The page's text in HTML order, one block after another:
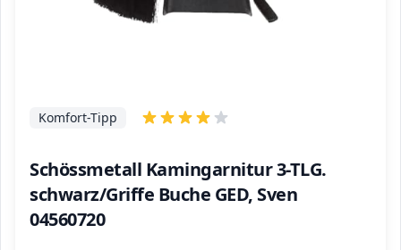
Schössmetall Kamingarnitur 3-TLG.
schwarz/Griffe Buche GED, Sven
04560720
Komfort-Tipp